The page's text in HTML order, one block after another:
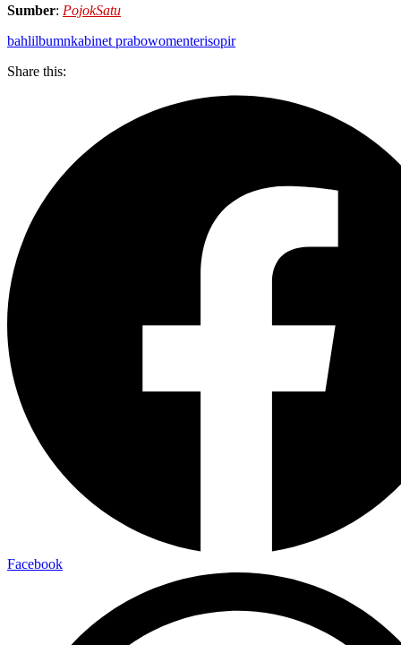
Sumber: PojokSatu
bahlilbumnkabinet prabowomenterisopir
Share this:
Facebook